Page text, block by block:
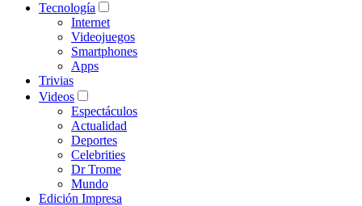
Tecnología
Internet
Videojuegos
Smartphones
Apps
Trivias
Videos
Espectáculos
Actualidad
Deportes
Celebrities
Dr Trome
Mundo
Edición Impresa